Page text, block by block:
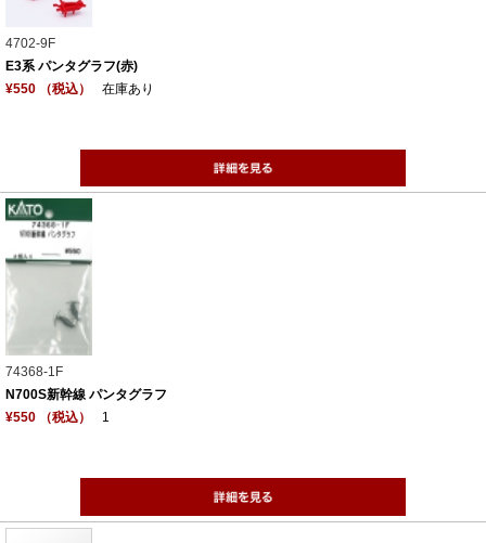
4702-9F
E3系 パンタグラフ(赤)
¥550 （税込）
在庫あり
74368-1F
N700S新幹線 パンタグラフ
¥550 （税込）
1